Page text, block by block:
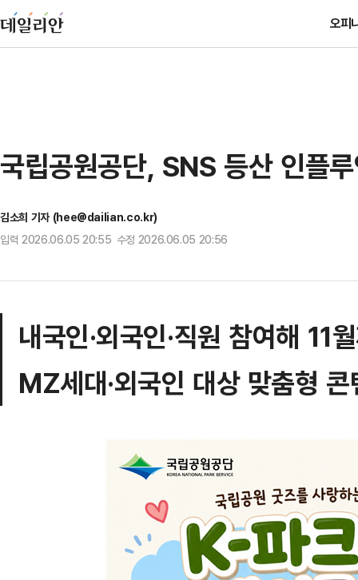
오피
국립공원공단, SNS 등산 인플
김소희 기자 (hee@dailian.co.kr)
입력 2026.06.05 20:55 수정 2026.06.05 20:56
내국인·외국인·직원 참여해 11
MZ세대·외국인 대상 맞춤형